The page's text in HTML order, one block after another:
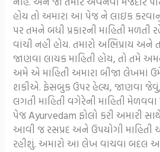
હોય તો અમારા આ પેજ ને લાઇક
પર તમને બધી પ્રકારની માહિતી
વાંચી નહીં હોય. તમારો અભિપ્રાય અને
જાણવા લાયક માહિતી હોય, તો તમે
અમે એ માહિતી અમારા બીજા લેખમાં
શકીએ. ફેસબુક ઉપર હેલ્થ, જાણવા જેવું,
લગતી માહિતી વગેરેની માહિતી
પેજ Ayurvedam ફોલો કરી અમારી
આવી જ રસપ્રદ અને ઉપયોગી માહિતી
રહીશું. અમારો આ લેખ વાચવા બદલ